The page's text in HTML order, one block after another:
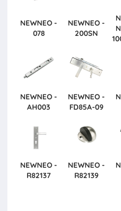
NEWNEO -
078
NEWNEO -
200SN
NEWNEO -
AH003
NEWNEO -
FD85A-09
NEWNEO -
R82137
NEWNEO -
R82139